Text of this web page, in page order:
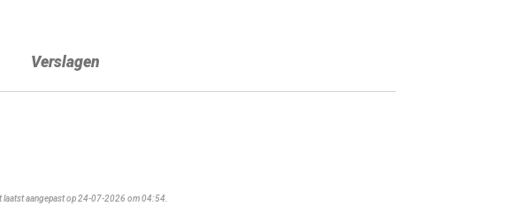
Verslagen
laatst aangepast op 24-07-2026 om 04:54.